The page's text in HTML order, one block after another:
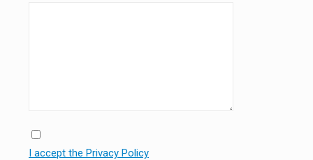
I accept the Privacy Policy